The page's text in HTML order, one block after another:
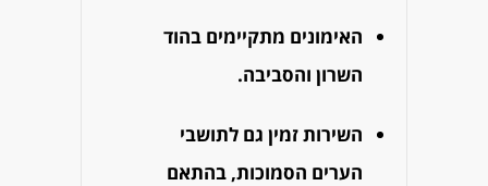
האימונים מתקיימים בהוד
השרון והסביבה.
השירות זמין גם לתושבי
הערים הסמוכות, בהתאם